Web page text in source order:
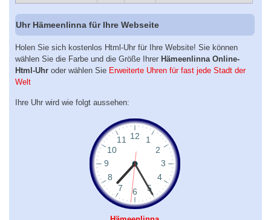
Uhr Hämeenlinna für Ihre Webseite
Holen Sie sich kostenlos Html-Uhr für Ihre Website! Sie können
wählen Sie die Farbe und die Größe Ihrer Hämeenlinna Online-
Html-Uhr oder wählen Sie Erweiterte Uhren für fast jede Stadt der
Welt
Ihre Uhr wird wie folgt aussehen: